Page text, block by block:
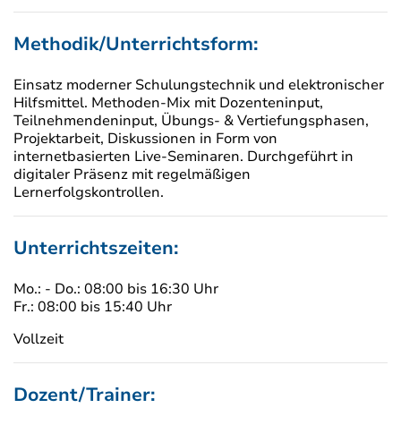
Methodik/Unterrichtsform:
Einsatz moderner Schulungstechnik und elektronischer
Hilfsmittel. Methoden-Mix mit Dozenteninput,
Teilnehmendeninput, Übungs- & Vertiefungsphasen,
Projektarbeit, Diskussionen in Form von
internetbasierten Live-Seminaren. Durchgeführt in
digitaler Präsenz mit regelmäßigen
Lernerfolgskontrollen.
Unterrichtszeiten:
Mo.: - Do.: 08:00 bis 16:30 Uhr
Fr.: 08:00 bis 15:40 Uhr
Vollzeit
Dozent/Trainer: